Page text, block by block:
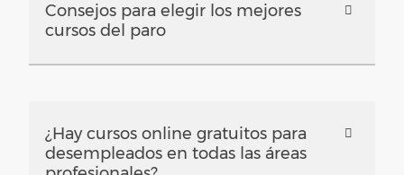
Consejos para elegir los mejores
cursos del paro
¿Hay cursos online gratuitos para
desempleados en todas las áreas